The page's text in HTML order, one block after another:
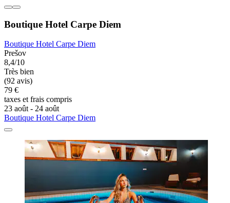
Boutique Hotel Carpe Diem
Boutique Hotel Carpe Diem
Prešov
8,4/10
Très bien
(92 avis)
79 €
taxes et frais compris
23 août - 24 août
Boutique Hotel Carpe Diem